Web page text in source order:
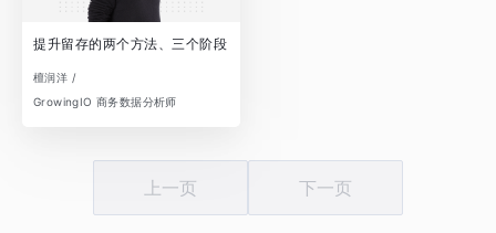
提升留存的两个方法、三个阶段
檀润洋 /
GrowingIO 商务数据分析师
上一页 下一页